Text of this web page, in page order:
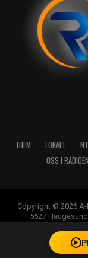
HJEM LOKALT
OSS I RADIOEN
Copyright © 2026
5527